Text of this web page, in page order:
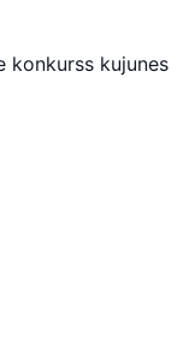
konkurss kujunes